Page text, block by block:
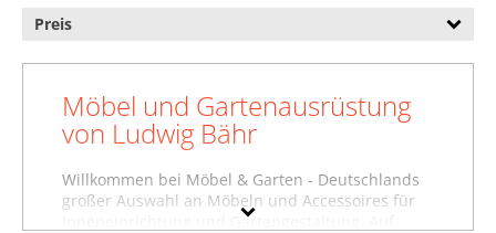
Preis
Möbel und Gartenausrüstung
von Ludwig Bähr
Willkommen bei Möbel & Garten - Deutschlands
großer Auswahl an Möbeln und Accessoires für
Inneneinrichtung und Gartengestaltung. Auf